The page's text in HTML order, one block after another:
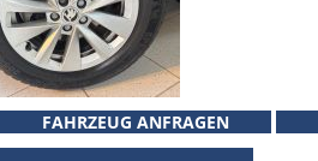
FAHRZEUG ANFRAGEN